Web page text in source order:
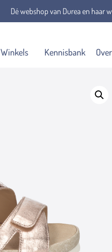
Dé webshop van Durea en haar
Winkels Kennisbank